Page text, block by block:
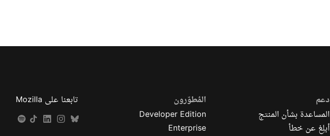
دعم
المساعدة بشأن المنتج
أبلِغ عن خطأ
المُطوّرون
Developer Edition
Enterprise
تابعنا على Mozilla